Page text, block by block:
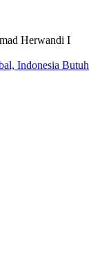
Indonesia Butuh